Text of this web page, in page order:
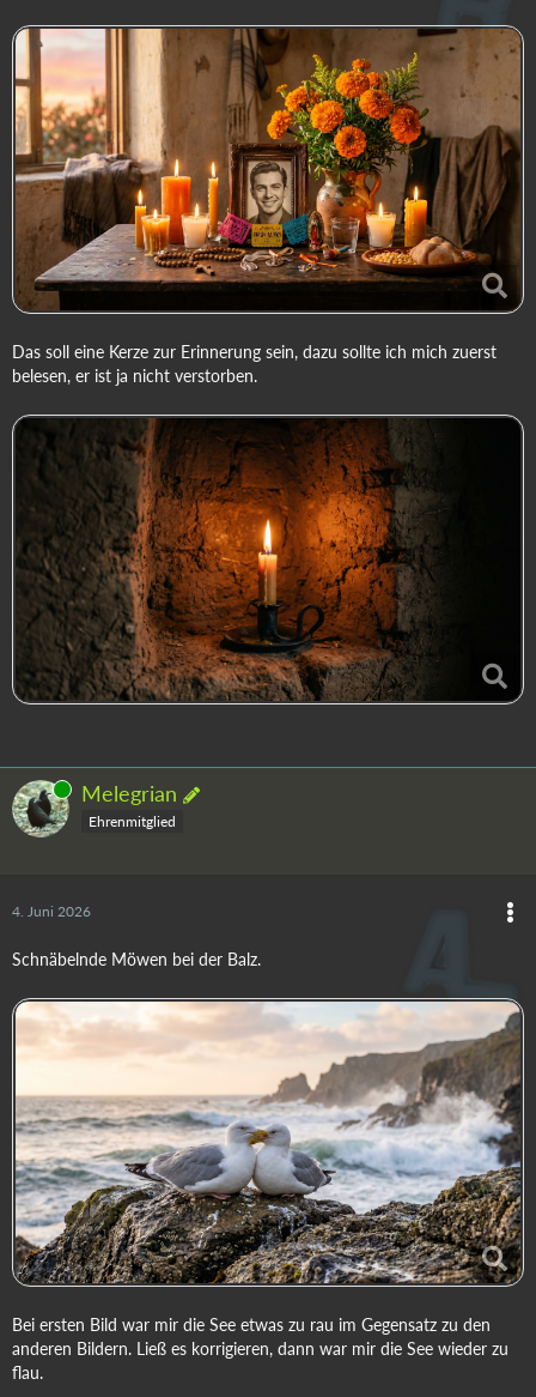
Das soll eine Kerze zur Erinnerung sein, dazu sollte ich mich zuerst
belesen, er ist ja nicht verstorben.
Online Melegrian
Ehrenmitglied
4. Juni 2026
Schnäbelnde Möwen bei der Balz.
Bei ersten Bild war mir die See etwas zu rau im Gegensatz zu den
anderen Bildern. Ließ es korrigieren, dann war mir die See wieder zu
flau.